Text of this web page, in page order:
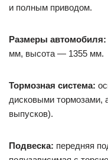
и полным приводом.
Размеры автомобиля:
мм, высота — 1355 мм.
Тормозная система:
дисковыми тормозами,
выпусков).
Подвеска: передняя